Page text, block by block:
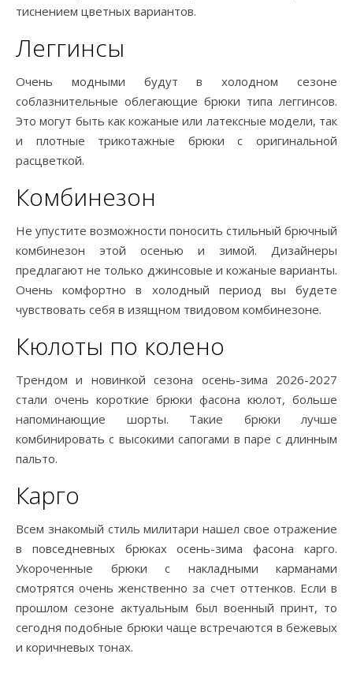
тиснением цветных вариантов.
Леггинсы
Очень модными будут в холодном сезоне
соблазнительные облегающие брюки типа леггинсов.
Это могут быть как кожаные или латексные модели, так
и плотные трикотажные брюки с оригинальной
расцветкой.
Комбинезон
Не упустите возможности поносить стильный брючный
комбинезон этой осенью и зимой. Дизайнеры
предлагают не только джинсовые и кожаные варианты.
Очень комфортно в холодный период вы будете
чувствовать себя в изящном твидовом комбинезоне.
Кюлоты по колено
Трендом и новинкой сезона осень-зима 2026-2027
стали очень короткие брюки фасона кюлот, больше
напоминающие шорты. Такие брюки лучше
комбинировать с высокими сапогами в паре с длинным
пальто.
Карго
Всем знакомый стиль милитари нашел свое отражение
в повседневных брюках осень-зима фасона карго.
Укороченные брюки с накладными карманами
смотрятся очень женственно за счет оттенков. Если в
прошлом сезоне актуальным был военный принт, то
сегодня подобные брюки чаще встречаются в бежевых
и коричневых тонах.